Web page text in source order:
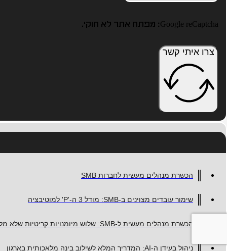
Google reCaptcha: מפתח אתר לא חוקי.
צרו איתי קשר
הכשרת מנהלים מעשית לחברות SMB
שימור עובדים מצוינים ב-SMB: מודל 3 ה-'P' למוטיבציה
הכשרת מנהלים מעשית ל-SMB: שלוש מיומנויות קריטיות שלא מלמדים בקורסים גנריים
ניהול בעידן ה-AI: המדריך המלא לשילוב בינה מלאכותית בארגון